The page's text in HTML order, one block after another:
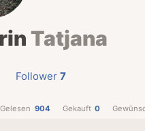
Tatjana
Follower 7
Gelesen 904 Gekauft 0